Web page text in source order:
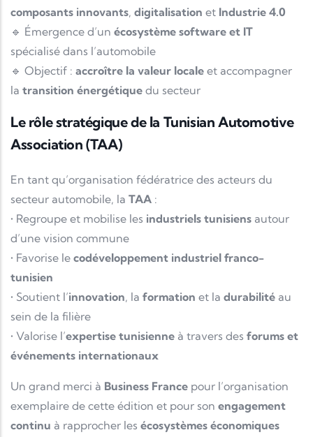
composants innovants, digitalisation et Industrie 4.0
🔹 Émergence d’un écosystème software et IT
spécialisé dans l’automobile
🔹 Objectif : accroître la valeur locale et accompagner
la transition énergétique du secteur
Le rôle stratégique de la Tunisian Automotive
Association (TAA)
En tant qu’organisation fédératrice des acteurs du
secteur automobile, la TAA :
• Regroupe et mobilise les industriels tunisiens autour
d’une vision commune
• Favorise le codéveloppement industriel franco-
tunisien
• Soutient l’innovation, la formation et la durabilité au
sein de la filière
• Valorise l’expertise tunisienne à travers des forums et
événements internationaux
Un grand merci à Business France pour l’organisation
exemplaire de cette édition et pour son engagement
continu à rapprocher les écosystèmes économiques